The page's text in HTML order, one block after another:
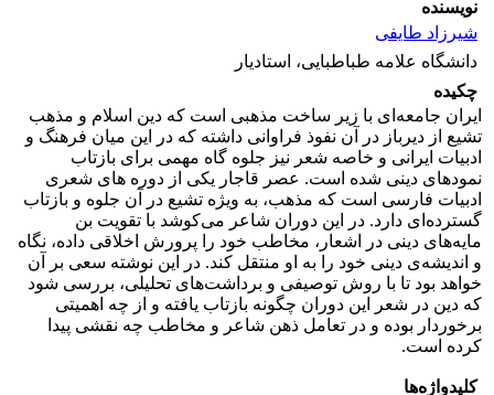
نویسنده
شیرزاد طایفی
دانشگاه علامه طباطبایی، استادیار
چکیده
ایران جامعه‌ای با زیر ساخت مذهبی است که دین اسلام و مذهب
تشیع از دیرباز در آن نفوذ فراوانی داشته که در این میان فرهنگ و
ادبیات ایرانی و خاصه شعر نیز جلوه گاه مهمی برای بازتاب
نمودهای دینی شده است. عصر قاجار یکی از دوره های شعری
ادبیات فارسی است که مذهب، به ویژه تشیع در آن جلوه و بازتاب
گسترده‌ای دارد. در این دوران شاعر می‌کوشد با تقویت بن
مایه‌های دینی در اشعار، مخاطب خود را پرورش اخلاقی داده، نگاه
و اندیشه‌ی دینی خود را به او منتقل کند. در این نوشته سعی بر آن
خواهد بود تا با روش توصیفی و برداشت‌های تحلیلی، بررسی شود
که دین در شعر این دوران چگونه بازتاب یافته و از چه اهمیتی
برخوردار بوده و در تعامل ذهن شاعر و مخاطب چه نقشی پیدا
کرده است.
کلیدواژه‌ها